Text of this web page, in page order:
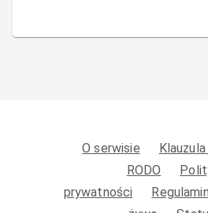
O serwisie
RODO
prywatności
Regulamin